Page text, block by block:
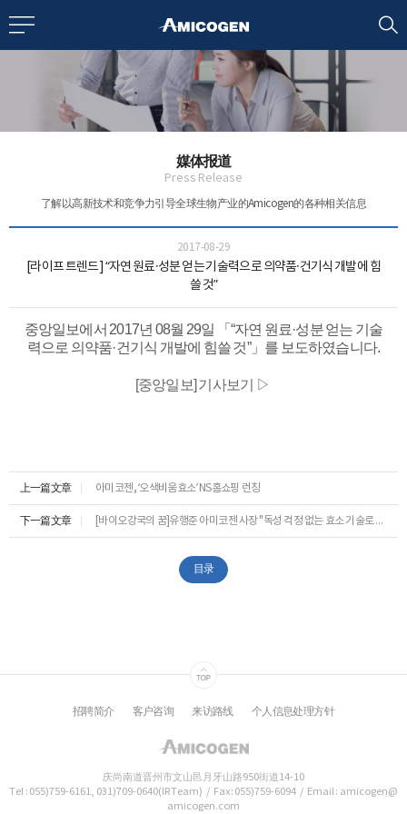
媒体报道
Press Release
了解以高新技术和竞争力引导全球生物产业的Amicogen的各种相关信息
2017-08-29
[라이프 트렌드] “자연 원료·성분 얻는 기술력으로 의약품·건기식 개발에 힘
쓸 것”
중앙일보에서 2017년 08월 29일 「“자연 원료·성분 얻는 기술
력으로 의약품·건기식 개발에 힘쓸 것”」를 보도하였습니다.
[중앙일보] 기사보기 ▷
上一篇文章 아미코젠, ‘오색비움효소’ NS홈쇼핑 런칭
下一篇文章 [바이오강국의 꿈]유행준 아미코젠 사장 "독성 걱정 없는 효소 기술로 친환경 바이오의약품 만들죠"
目录
招聘简介 客户咨询 来访路线 个人信息处理方针
庆尚南道晋州市文山邑月牙山路950街道14-10
Tel : 055)759-6161, 031)709-0640(IR Team) / Fax : 055)759-6094 / Email : amicogen@
amicogen.com